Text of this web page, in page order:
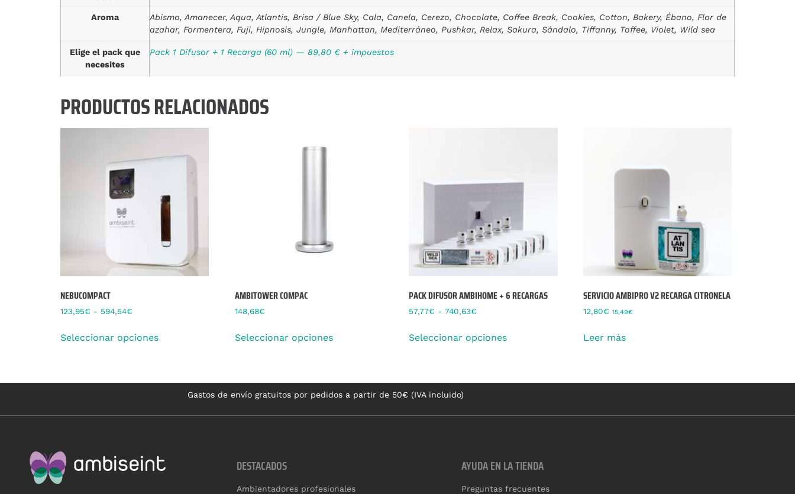
Aroma
Abismo, Amanecer, Aqua, Atlantis, Brisa / Blue Sky, Cala, Canela, Cerezo, Chocolate, Coffee Break, Cookies, Cotton, Bakery, Ébano, Flor de
azahar, Formentera, Fuji, Hipnosis, Jungle, Manhattan, Mediterráneo, Pushkar, Relax, Sakura, Sándalo, Tiffanny, Toffee, Violet, Wild sea
Elige el pack que
necesites
Pack 1 Difusor + 1 Recarga (60 ml) — 89,80 € + impuestos
PRODUCTOS RELACIONADOS
NEBUCOMPACT
123,95€ - 594,54€
Seleccionar opciones
AMBITOWER COMPAC
148,68€
Seleccionar opciones
PACK DIFUSOR AMBIHOME + 6 RECARGAS
57,77€ - 740,63€
Seleccionar opciones
SERVICIO AMBIPRO V2 RECARGA CITRONELA
12,80€ 15,49€
Leer más
Gastos de envío gratuitos por pedidos a partir de 50€ (IVA incluido)
DESTACADOS
Ambientadores profesionales
AYUDA EN LA TIENDA
Preguntas frecuentes